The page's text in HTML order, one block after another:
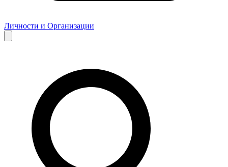
Личности и Организации